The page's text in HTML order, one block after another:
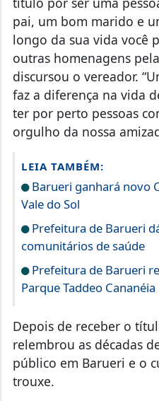
pai, um bom marido e
longo da sua vida você
outras homenagens
discursou o vereador.
faz a diferença na vida
ter por perto pessoas
orgulho da nossa
LEIA TAMBÉM:
Barueri ganhará novo
Vale do Sol
Prefeitura de Barueri
comunitários de saúde
Prefeitura de Barueri
Parque Taddeo Cananéia
Depois de receber o
relembrou as décadas
público em Barueri e o
trouxe.